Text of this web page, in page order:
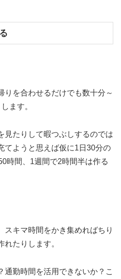
りを合わせるだけでも数十分～
ます。
見たりして暇つぶしするのでは
てようと思えば仮に1日30分の
時間、1週間で2時間半は作る
スキマ時間をかき集めればちり
たりします。
通勤時間を活用できないか？こ